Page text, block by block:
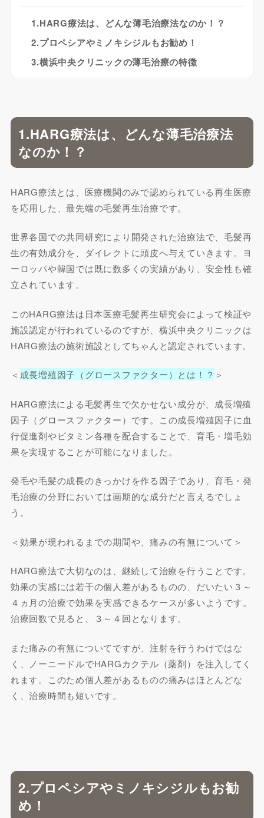
1.HARG療法は、どんな薄毛治療法なのか！？
2.プロペシアやミノキシジルもお勧め！
3.横浜中央クリニックの薄毛治療の特徴
1.HARG療法は、どんな薄毛治療法
なのか！？
HARG療法とは、医療機関のみで認められている再生医療
を応用した、最先端の毛髪再生治療です。
世界各国での共同研究により開発された治療法で、毛髪再
生の有効成分を、ダイレクトに頭皮へ与えていきます。ヨ
ーロッパや韓国では既に数多くの実績があり、安全性も確
立されています。
このHARG療法は日本医療毛髪再生研究会によって検証や
施設認定が行われているのですが、横浜中央クリニックは
HARG療法の施術施設としてちゃんと認定されています。
＜ 成長増殖因子（グロースファクター）とは！？ ＞
HARG療法による毛髪再生で欠かせない成分が、成長増殖
因子（グロースファクター）です。この成長増殖因子に血
行促進剤やビタミン各種を配合することで、育毛・増毛効
果を実現することが可能になりました。
発毛や毛髪の成長のきっかけを作る因子であり、育毛・発
毛治療の分野においては画期的な成分だと言えるでしょ
う。
＜効果が現われるまでの期間や、痛みの有無について＞
HARG療法で大切なのは、継続して治療を行うことです。
効果の実感には若干の個人差があるものの、だいたい３～
４ヵ月の治療で効果を実感できるケースが多いようです。
治療回数で見ると、３～４回となります。
また痛みの有無についてですが、注射を行うわけではな
く、ノーニードルでHARGカクテル（薬剤）を注入してく
れます。このため個人差があるものの痛みはほとんどな
く、治療時間も短いです。
2.プロペシアやミノキシジルもお勧
め！